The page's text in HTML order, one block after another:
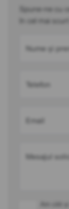
Spune-ne cu
în cel mai
Nume și
Telefon
Email
Mesajul
Am citit